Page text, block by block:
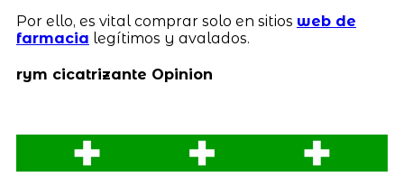
Por ello, es vital comprar solo en sitios web de
farmacia legítimos y avalados.
rym cicatrizante Opinion